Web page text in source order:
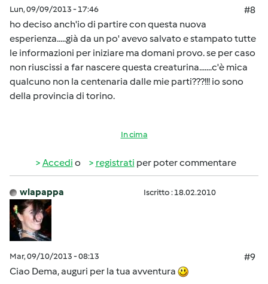
Lun, 09/09/2013 - 17:46
#8
ho deciso anch'io di partire con questa nuova
esperienza.....già da un po' avevo salvato e stampato tutte
le informazioni per iniziare ma domani provo. se per caso
non riuscissi a far nascere questa creaturina.......c'è mica
qualcuno non la centenaria dalle mie parti???!!! io sono
della provincia di torino.
In cima
Accedi o registrati per poter commentare
wlapappa Iscritto : 18.02.2010
Mar, 09/10/2013 - 08:13
#9
Ciao Dema, auguri per la tua avventura